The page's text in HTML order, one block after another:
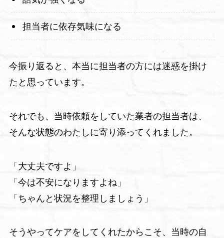
担当者に依存気味になる
今振り返ると、本当に担当者の方には迷惑を掛け
たと思っています。
それでも、当時依頼をしていた業者の担当者は、
そんな状態のわたしに寄り添ってくれました。
「大丈夫ですよ」
「今は不安になりますよね」
「ちゃんと状況を整理しましょう」
そうやってケアをしてくれたからこそ、当時の自